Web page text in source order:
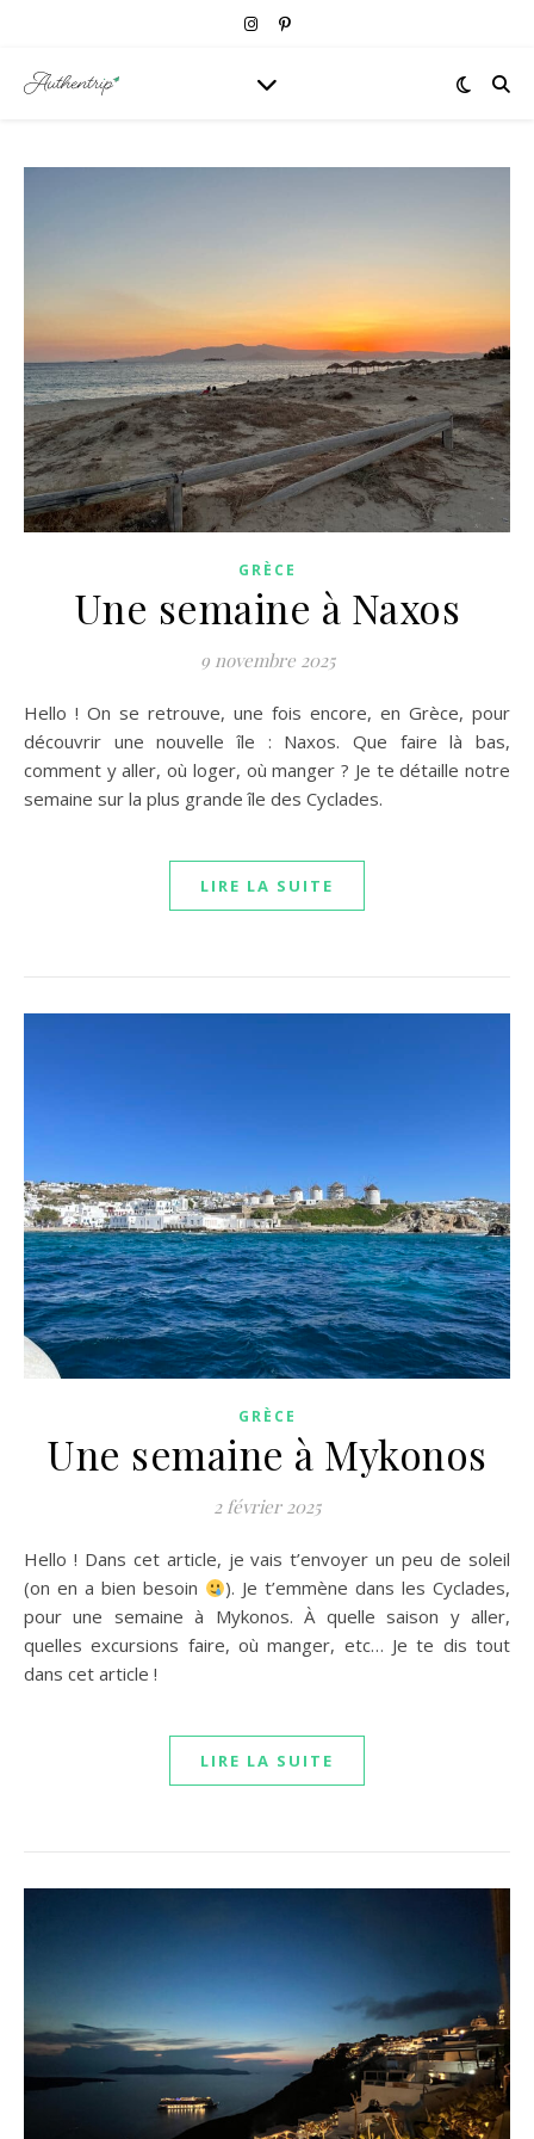
GRÈCE
Une semaine à Naxos
9 novembre 2025
Hello ! On se retrouve, une fois encore, en Grèce, pour
découvrir une nouvelle île : Naxos. Que faire là bas,
comment y aller, où loger, où manger ? Je te détaille notre
semaine sur la plus grande île des Cyclades.
LIRE LA SUITE
GRÈCE
Une semaine à Mykonos
2 février 2025
Hello ! Dans cet article, je vais t’envoyer un peu de soleil
(on en a bien besoin
). Je t’emmène dans les Cyclades,
pour une semaine à Mykonos. À quelle saison y aller,
quelles excursions faire, où manger, etc… Je te dis tout
dans cet article !
LIRE LA SUITE